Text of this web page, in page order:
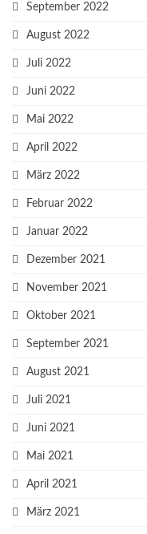
September 2022
August 2022
Juli 2022
Juni 2022
Mai 2022
April 2022
März 2022
Februar 2022
Januar 2022
Dezember 2021
November 2021
Oktober 2021
September 2021
August 2021
Juli 2021
Juni 2021
Mai 2021
April 2021
März 2021